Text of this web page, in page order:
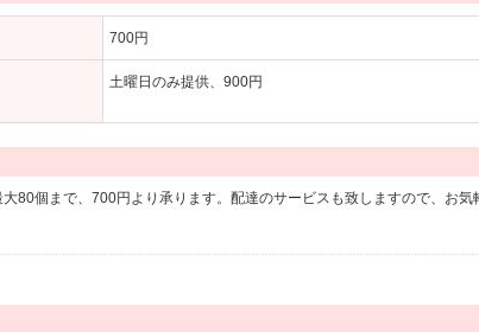
700円
土曜日のみ提供、900円
80個まで、700円より承ります。配達のサービスも致しますので、お気